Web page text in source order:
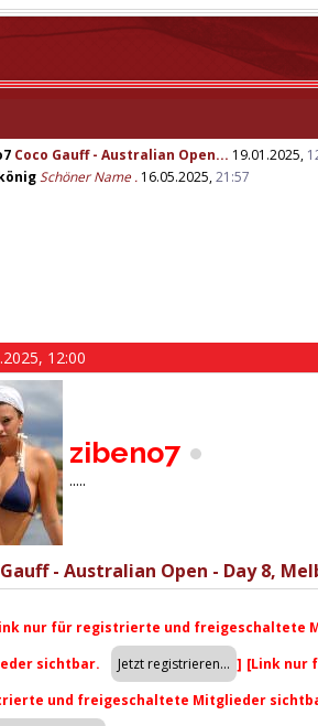
Coco Gauff - Australian Open... 19.01.2025,
Schöner Name . 16.05.2025,21:57
12:00
zibeno7
.....
- Australian Open - Day 8,
nur für registrierte und freigeschaltete
sichtbar.
] [Link nur
und freigeschaltete Mitglieder